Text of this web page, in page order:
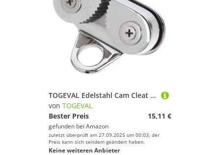
TOGEVAL Edelstahl Cam Cleat mit Führungsring Korrosionsbeständig Maximale Haltekraft Wartungsfreundlich Für Segelboote Kajaks Kanus und Beiboote Schnelle Seilführung und Sicherung
von TOGEVAL
Bester Preis
15,11 €
gefunden bei Amazon
zuletzt überprüft am 27.09.2025 um 00:03; der
Preis kann sich seitdem geändert haben.
Keine weiteren Anbieter